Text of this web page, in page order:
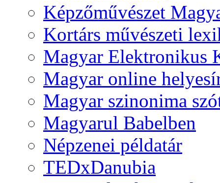
Képzőművészet
Kortárs művészeti
Magyar Elektronikus
Magyar online
Magyar szinonima
Magyarul Babelben
Népzenei példatár
TEDxDanubia